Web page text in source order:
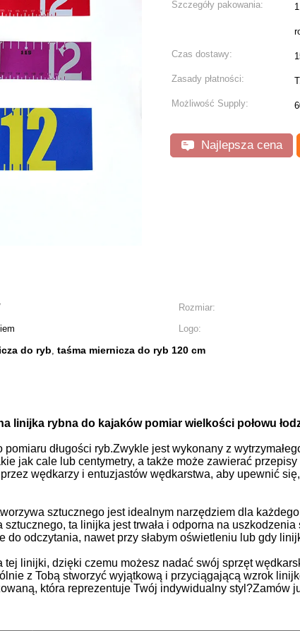
Szczegóły pakowania:
Czas dostawy:
Zasady płatności:
Możliwość Supply:
Najlepsza cena
Rozmiar:
Logo:
do ryb, taśma miernicza do ryb 120 cm
rybna do kajaków pomiar wielkości połowu
długości ryb.Zwykle jest wykonany z
jak cale lub centymetry, a także może zawierać
wędkarzy i entuzjastów wędkarstwa, aby upewnić
sztucznego jest idealnym narzędziem dla
ta linijka jest trwała i odporna na
odczytania, nawet przy słabym oświetleniu lub gdy
linijki, dzięki czemu możesz nadać swój sprzęt
z Tobą stworzyć wyjątkową i przyciągającą wzrok
która reprezentuje Twój indywidualny styl?Zamów